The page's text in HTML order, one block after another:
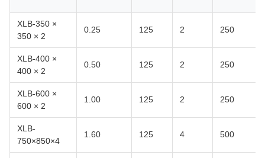
XLB-350 ×
350 × 2
0.25 125 2 250
XLB-400 ×
400 × 2
0.50 125 2 250
XLB-600 ×
600 × 2
1.00 125 2 250
XLB-
750×850×4
1.60 125 4 500